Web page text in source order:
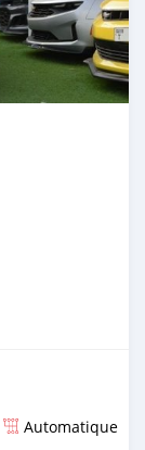
Automatique